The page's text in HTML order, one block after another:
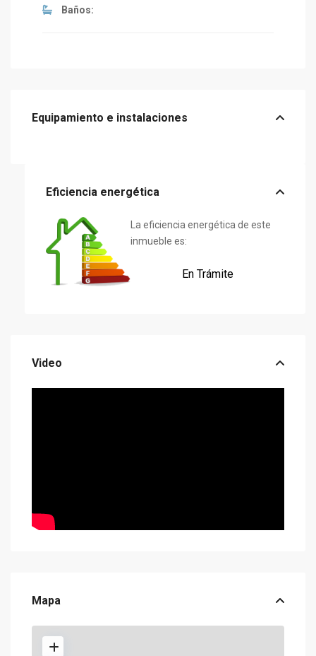
Baños:
Equipamiento e instalaciones
Eficiencia energética
La eficiencia energética de este
inmueble es:
En Trámite
Video
Mapa